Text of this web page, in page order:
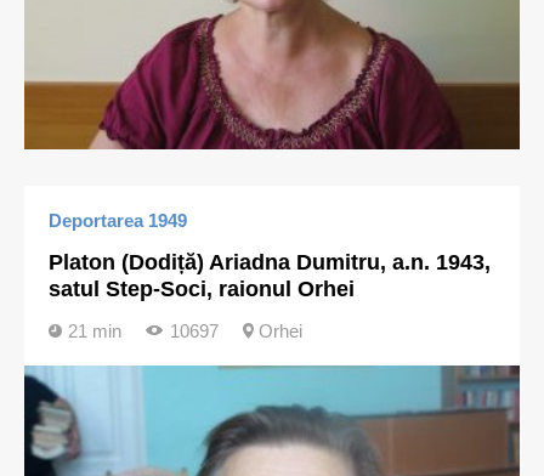
Deportarea 1949
Platon (Dodiță) Ariadna Dumitru, a.n. 1943,
satul Step-Soci, raionul Orhei
21 min 10697 Orhei